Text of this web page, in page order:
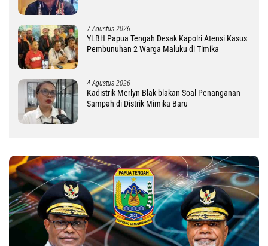
7 Agustus 2026
YLBH Papua Tengah Desak Kapolri Atensi Kasus
Pembunuhan 2 Warga Maluku di Timika
4 Agustus 2026
Kadistrik Merlyn Blak-blakan Soal Penanganan
Sampah di Distrik Mimika Baru